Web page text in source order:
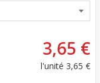
3,65 €
l'unité 3,65 €